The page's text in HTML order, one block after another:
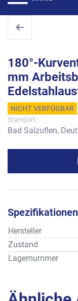
180°-
mm
NICHT VERFÜGBAR
Standort:
Bad Salzuflen,
Spezifikationen
Hersteller
Zustand
Lagernummer